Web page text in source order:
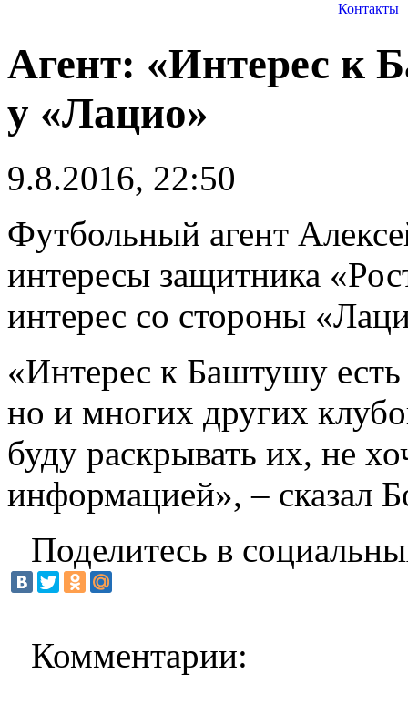
Контакты
Агент: «Интерес к
у «Лацио»
9.8.2016, 22:50
Футбольный агент
интересы защитника
интерес со стороны
«Интерес к Баштушу
но и многих других
буду раскрывать их, не
информацией», – сказал
Поделитесь в
Комментарии: